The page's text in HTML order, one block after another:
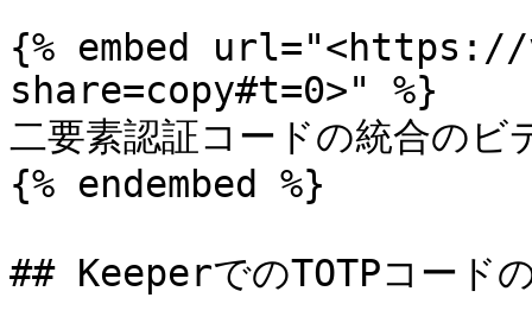
{% embed url="<https://
share=copy#t=0>" %}
二要素認証コードの統合
{% endembed %}
## KeeperでのTOTPコード